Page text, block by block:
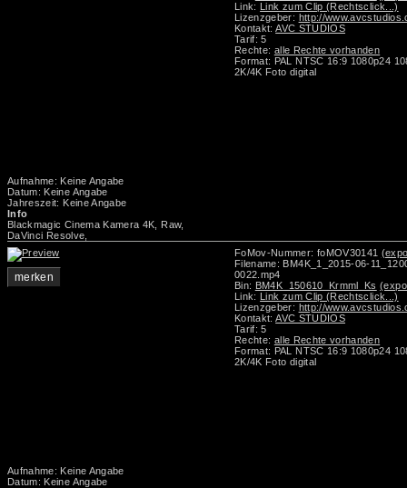
Link: Link zum Clip (Rechtsclick...)
Lizenzgeber: http://
Kontakt:AVC STUDIOS
Tarif: 5
Rechte: alle Rechte vorhanden
Format: PAL NTSC 16:9 1080p24
2K/4K Foto digital
Aufnahme: Keine Angabe
Datum: Keine Angabe
Jahreszeit: Keine Angabe
Info
Blackmagic Cinema Kamera 4K, Raw,
DaVinci Resolve,
merken
FoMov-Nummer: foMOV30141
Filename: BM4K_1_2015-06-
0022.mp4
Bin: BM4K_150610_Krmml_Ks
Link: Link zum Clip (Rechtsclick...)
Lizenzgeber: http://
Kontakt:AVC STUDIOS
Tarif: 5
Rechte: alle Rechte vorhanden
Format: PAL NTSC 16:9 1080p24
2K/4K Foto digital
Aufnahme: Keine Angabe
Datum: Keine Angabe